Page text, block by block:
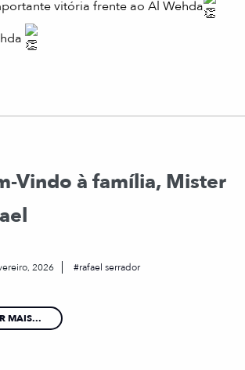
vitória frente ao Al Wehda
Vindo à família, Mister
2026 rafael serrador
MAIS...